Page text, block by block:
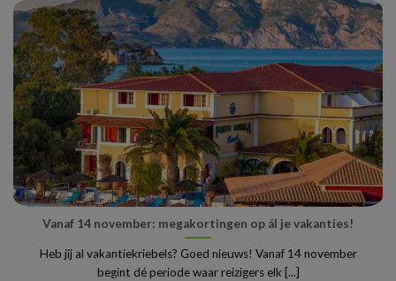
Vanaf 14 november: megakortingen op ál je vakanties!
Heb jij al vakantiekriebels? Goed nieuws! Vanaf 14 november
begint dé periode waar reizigers elk [...]